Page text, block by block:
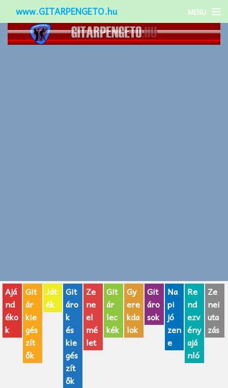
www.GITARPENGETO.hu MENU
Népszerű-
AJÁNDÉK ÖTLETEK
Vicces
GITÁR MÁRKÁK
TOP100 nóta
Ajá
nd
éko
k
Git
ár
kie
gés
zít
ők
Ját
ék
Git
áro
k
és
kie
gés
zít
ők
Ze
ne
el
mé
let
Git
ár
lec
kék
Gy
ere
kda
lok
Git
áro
sok
Na
pi
jó
zen
e
Re
nd
ezv
ény
ajá
nló
Ze
nei
uta
zás